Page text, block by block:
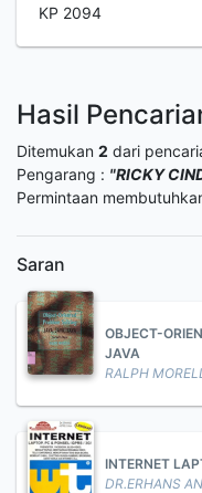
KP 2094
Hasil
Ditemukan 2 dari
Pengarang : "RICKY
Permintaan
Saran
OBJECT-
JAVA
RALPH
INTERNET
DR.ERHANS